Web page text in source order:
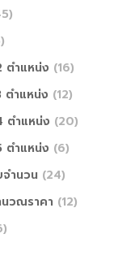
ตำแหน่ง (16)
ตำแหน่ง (12)
ตำแหน่ง (20)
ตำแหน่ง (6)
ำนวน (24)
วณราคา (12)